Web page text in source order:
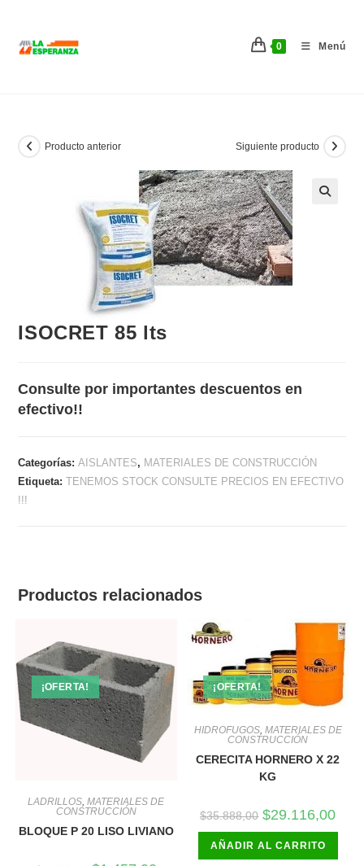
contenido
0 Menú
Producto anterior Siguiente producto
ISOCRET 85 lts
Consulte por importantes descuentos en
efectivo!!
Categorías:AISLANTES, MATERIALES DE CONSTRUCCIÓN
Etiqueta:TENEMOS STOCK CONSULTE PRECIOS EN EFECTIVO
!!!
Productos relacionados
¡OFERTA!
LADRILLOS,MATERIALES DE
CONSTRUCCIÓN
BLOQUE P 20 LISO LIVIANO
¡OFERTA!
HIDROFUGOS, MATERIALES DE
CONSTRUCCIÓN
CERECITA HORNERO X 22
KG
$35.888,00 El
precio
original
era:
$35.888,00.
$29.116,00El
AÑADIR AL CARRITO